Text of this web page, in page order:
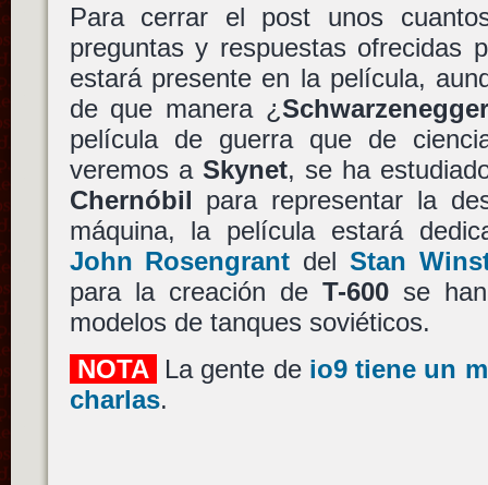
Para cerrar el post unos
preguntas y respuestas ofrecidas
estará presente en la película,
de que manera ¿
película de guerra que de
veremos a Skynet, se ha
Chernóbil para representar la
máquina, la película estará
John Rosengrant delStan
para la creación de T-600se han
modelos de tanques soviéticos.
NOTA La gente de io9 tiene un
charlas.